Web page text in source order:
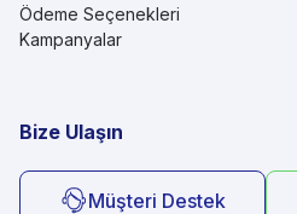
Ödeme Seçenekleri
Kampanyalar
Bize Ulaşın
Müşteri Destek